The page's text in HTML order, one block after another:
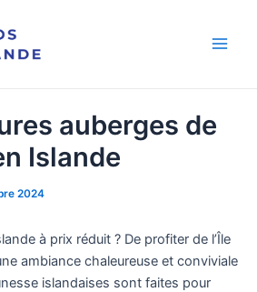
auberges de
Islande
2024
à prix réduit ? De profiter de l’Île
ambiance chaleureuse et conviviale
islandaises sont faites pour